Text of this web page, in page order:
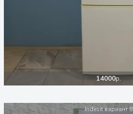
14000р.
Indesit вариант 8